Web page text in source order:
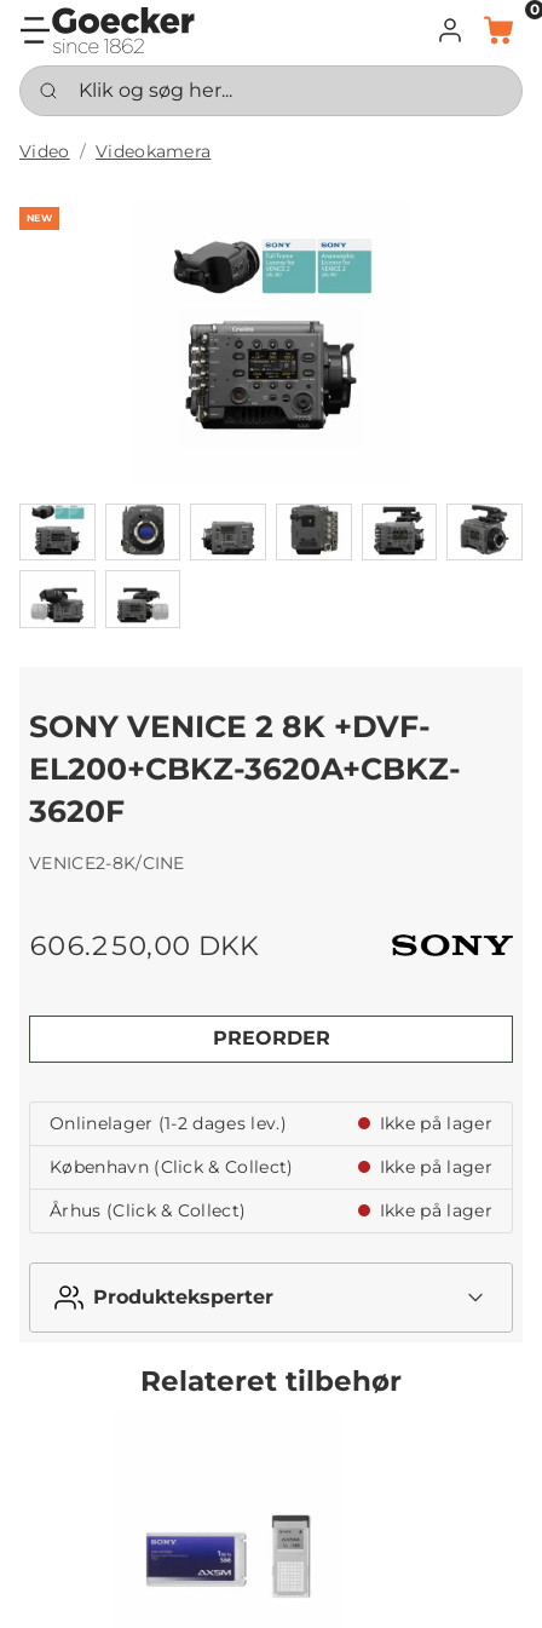
LOG INDKURV
0
Klik og søg her...
Video Videokamera
NEW
SONY VENICE 2 8K +DVF-
EL200+CBKZ-3620A+CBKZ-
3620F
VENICE2-8K/CINE
606.250,00 DKK
PREORDER
Onlinelager (1-2 dages lev.)
Ikke på lager
København (Click & Collect)
Ikke på lager
Århus (Click & Collect)
Ikke på lager
Produkteksperter
Relateret tilbehør